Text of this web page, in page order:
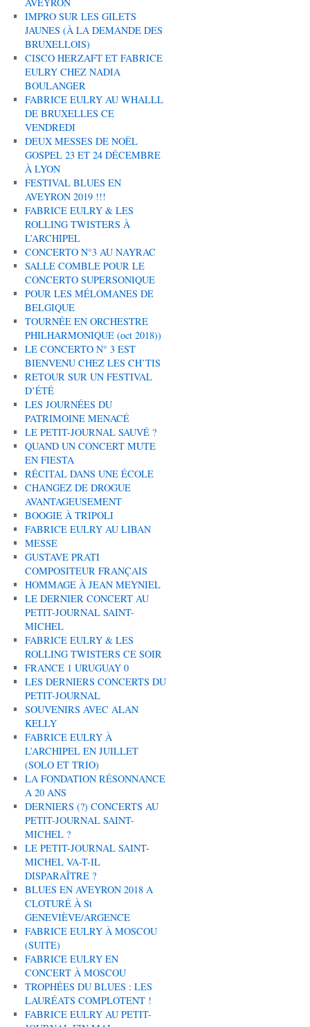
AVEYRON
IMPRO SUR LES GILETS
JAUNES (À LA DEMANDE DES
BRUXELLOIS)
CISCO HERZAFT ET FABRICE
EULRY CHEZ NADIA
BOULANGER
FABRICE EULRY AU WHALLL
DE BRUXELLES CE
VENDREDI
DEUX MESSES DE NOËL
GOSPEL 23 ET 24 DÉCEMBRE
À LYON
FESTIVAL BLUES EN
AVEYRON 2019 !!!
FABRICE EULRY & LES
ROLLING TWISTERS À
L’ARCHIPEL
CONCERTO N°3 AU NAYRAC
SALLE COMBLE POUR LE
CONCERTO SUPERSONIQUE
POUR LES MÉLOMANES DE
BELGIQUE
TOURNÉE EN ORCHESTRE
PHILHARMONIQUE (oct 2018))
LE CONCERTO N° 3 EST
BIENVENU CHEZ LES CH’TIS
RETOUR SUR UN FESTIVAL
D’ÉTÉ
LES JOURNÉES DU
PATRIMOINE MENACÉ
LE PETIT-JOURNAL SAUVÉ ?
QUAND UN CONCERT MUTE
EN FIESTA
RÉCITAL DANS UNE ÉCOLE
CHANGEZ DE DROGUE
AVANTAGEUSEMENT
BOOGIE À TRIPOLI
FABRICE EULRY AU LIBAN
MESSE
GUSTAVE PRATI
COMPOSITEUR FRANÇAIS
HOMMAGE À JEAN MEYNIEL
LE DERNIER CONCERT AU
PETIT-JOURNAL SAINT-
MICHEL
FABRICE EULRY & LES
ROLLING TWISTERS CE SOIR
FRANCE 1 URUGUAY 0
LES DERNIERS CONCERTS DU
PETIT-JOURNAL
SOUVENIRS AVEC ALAN
KELLY
FABRICE EULRY À
L’ARCHIPEL EN JUILLET
(SOLO ET TRIO)
LA FONDATION RÉSONNANCE
A 20 ANS
DERNIERS (?) CONCERTS AU
PETIT-JOURNAL SAINT-
MICHEL ?
LE PETIT-JOURNAL SAINT-
MICHEL VA-T-IL
DISPARAÎTRE ?
BLUES EN AVEYRON 2018 A
CLOTURÉ À St
GENEVIÈVE/ARGENCE
FABRICE EULRY À MOSCOU
(SUITE)
FABRICE EULRY EN
CONCERT À MOSCOU
TROPHÉES DU BLUES : LES
LAURÉATS COMPLOTENT !
FABRICE EULRY AU PETIT-